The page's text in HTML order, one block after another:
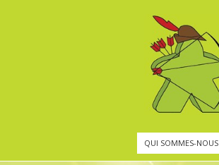
QUI SOMMES-NOUS